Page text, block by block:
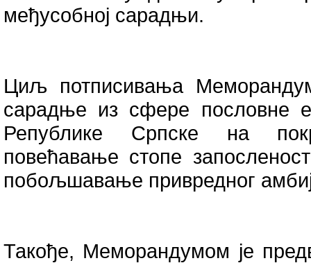
међусобној сарадњи.
Циљ потписивања
сарадње из сфере пословне
Републике Српске на
повећавање стопе
побољшавање привредног
Такође, Меморандумом је